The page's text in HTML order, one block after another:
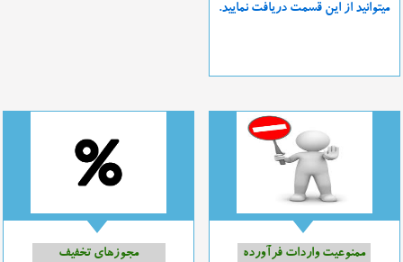
میتوانید از این قسمت دریافت نمایید.
ممنوعیت واردات فرآورده
مجوزهای تخفیف